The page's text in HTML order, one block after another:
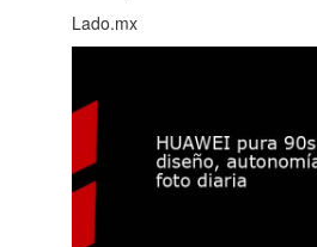
Lado.mx